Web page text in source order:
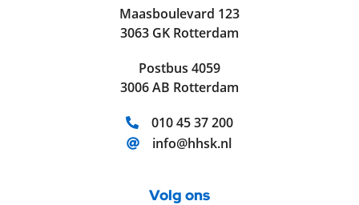
Maasboulevard 123
3063 GK Rotterdam
Postbus 4059
3006 AB Rotterdam
Telefoonnummer:
010 45 37 200
E-mailadres:
info@hhsk.nl
Volg ons